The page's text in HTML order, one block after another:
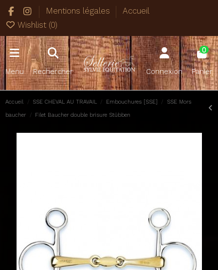
Mentions légales
Accueil
Wishlist (0)
Menu Rechercher Connexion
0
Panier
Accueil SSE CHEVAL AU TRAVAIL Embouchures [SSE] SSE Mors
baucher Filet Baucher double brisure Stübben